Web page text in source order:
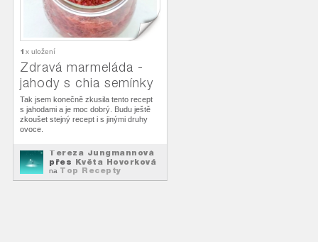
1 x uložení
Zdravá marmeláda -
jahody s chia semínky
Tak jsem konečně zkusila tento recept
s jahodami a je moc dobrý. Budu ještě
zkoušet stejný recept i s jinými druhy
ovoce.
Tereza Jungmannová
přes Květa Hovorková
na Top Recepty